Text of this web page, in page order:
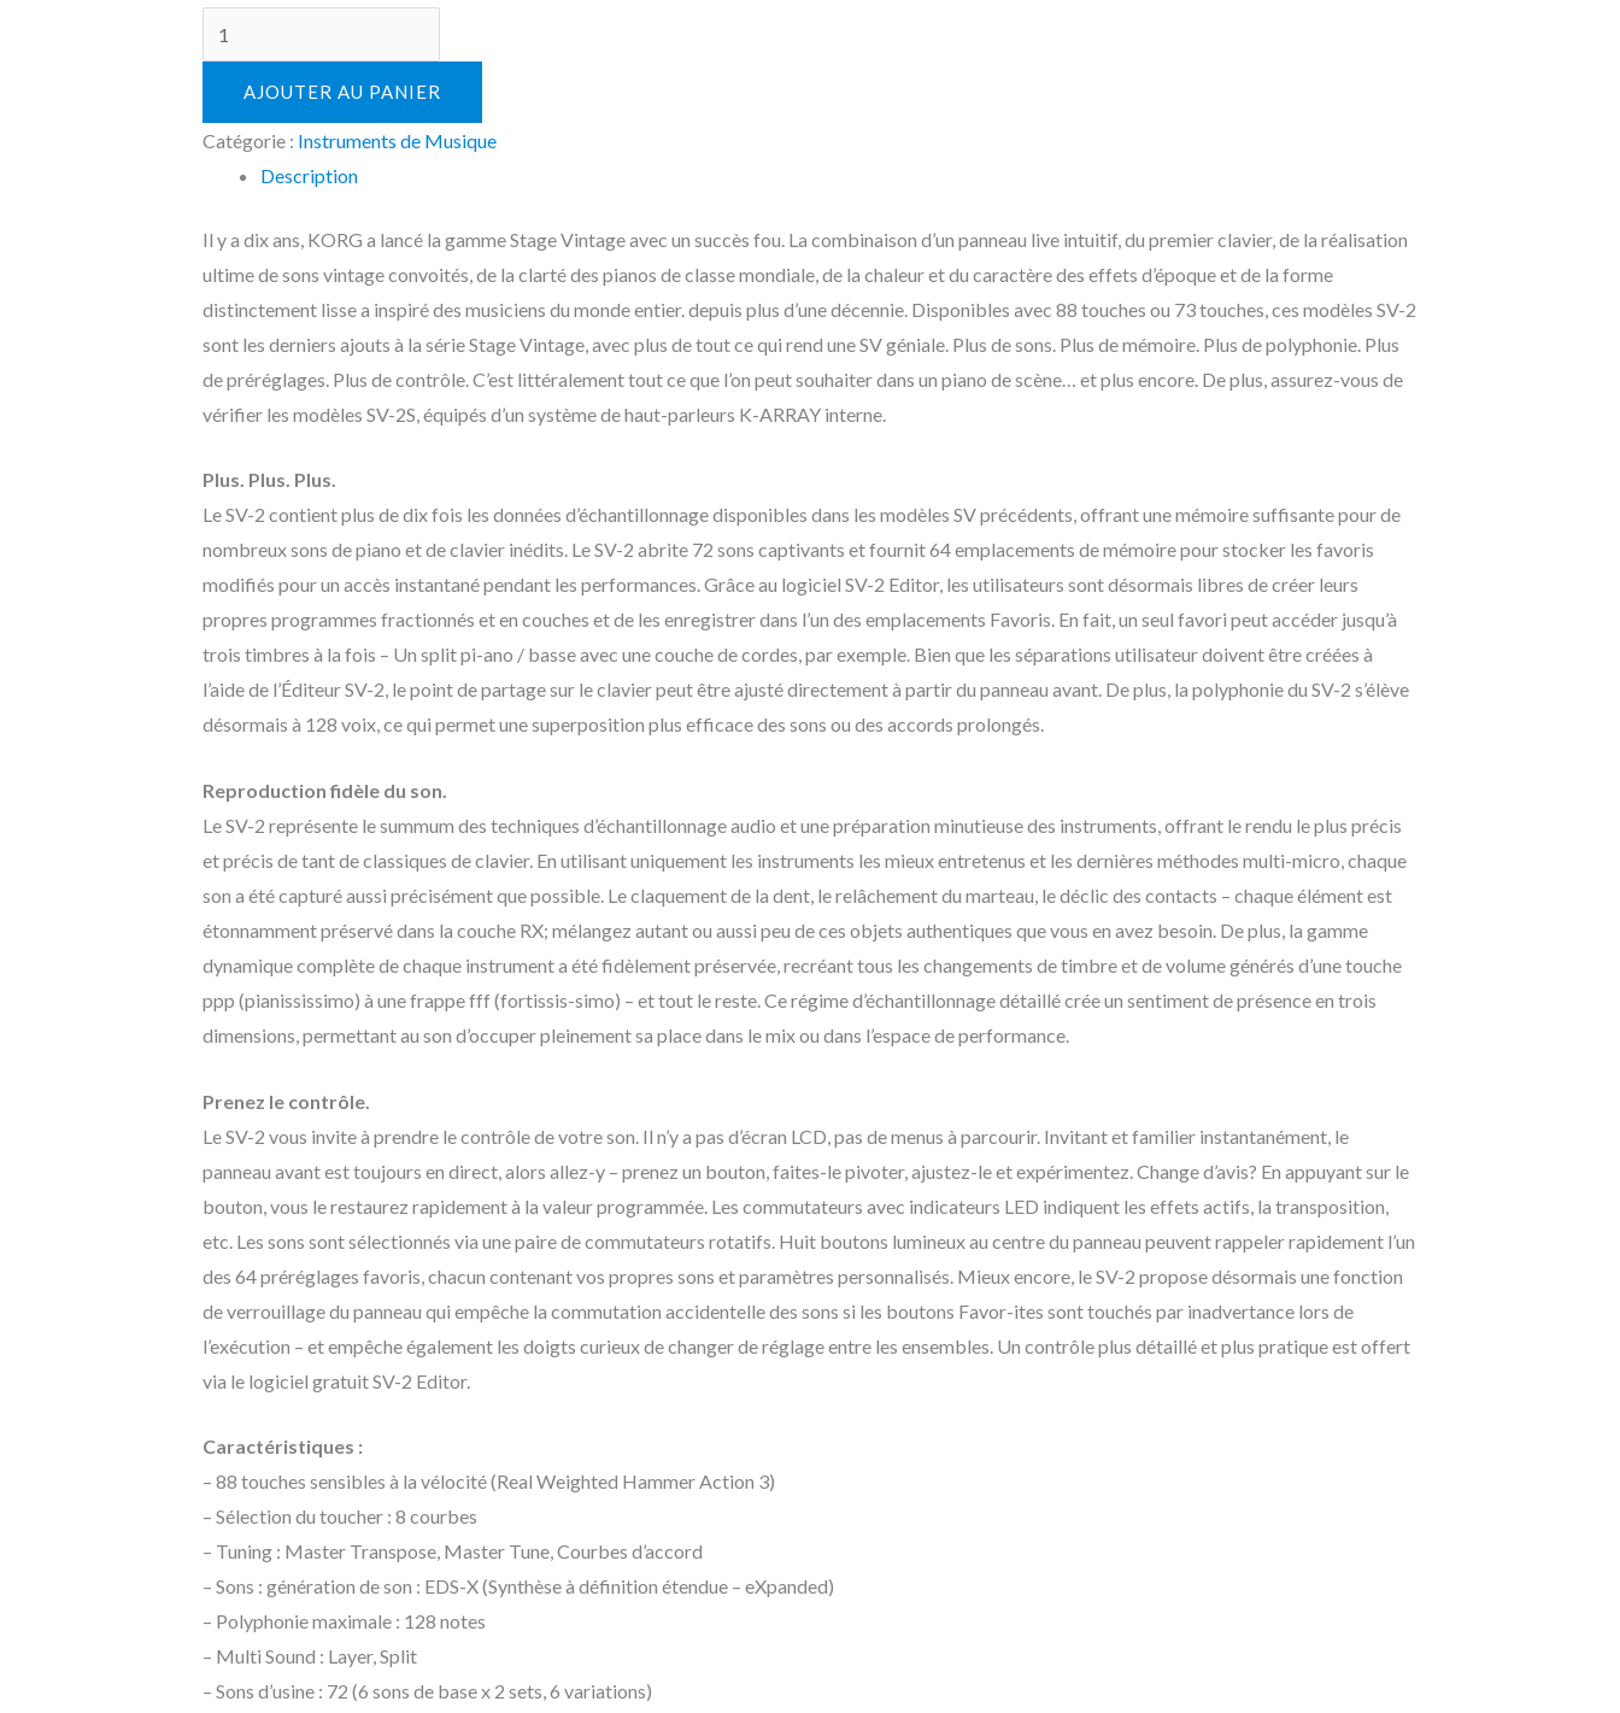
AJOUTER AU PANIER
Catégorie : Instruments de Musique
Description
Il y a dix ans, KORG a lancé la gamme Stage Vintage avec un succès fou. La combinaison d’un panneau live intuitif, du premier clavier, de la réalisation
ultime de sons vintage convoités, de la clarté des pianos de classe mondiale, de la chaleur et du caractère des effets d’époque et de la forme
distinctement lisse a inspiré des musiciens du monde entier. depuis plus d’une décennie. Disponibles avec 88 touches ou 73 touches, ces modèles SV-2
sont les derniers ajouts à la série Stage Vintage, avec plus de tout ce qui rend une SV géniale. Plus de sons. Plus de mémoire. Plus de polyphonie. Plus
de préréglages. Plus de contrôle. C’est littéralement tout ce que l’on peut souhaiter dans un piano de scène… et plus encore. De plus, assurez-vous de
vérifier les modèles SV-2S, équipés d’un système de haut-parleurs K-ARRAY interne.
Plus. Plus. Plus.
Le SV-2 contient plus de dix fois les données d’échantillonnage disponibles dans les modèles SV précédents, offrant une mémoire suffisante pour de
nombreux sons de piano et de clavier inédits. Le SV-2 abrite 72 sons captivants et fournit 64 emplacements de mémoire pour stocker les favoris
modifiés pour un accès instantané pendant les performances. Grâce au logiciel SV-2 Editor, les utilisateurs sont désormais libres de créer leurs
propres programmes fractionnés et en couches et de les enregistrer dans l’un des emplacements Favoris. En fait, un seul favori peut accéder jusqu’à
trois timbres à la fois – Un split pi-ano / basse avec une couche de cordes, par exemple. Bien que les séparations utilisateur doivent être créées à
l’aide de l’Éditeur SV-2, le point de partage sur le clavier peut être ajusté directement à partir du panneau avant. De plus, la polyphonie du SV-2 s’élève
désormais à 128 voix, ce qui permet une superposition plus efficace des sons ou des accords prolongés.
Reproduction fidèle du son.
Le SV-2 représente le summum des techniques d’échantillonnage audio et une préparation minutieuse des instruments, offrant le rendu le plus précis
et précis de tant de classiques de clavier. En utilisant uniquement les instruments les mieux entretenus et les dernières méthodes multi-micro, chaque
son a été capturé aussi précisément que possible. Le claquement de la dent, le relâchement du marteau, le déclic des contacts – chaque élément est
étonnamment préservé dans la couche RX; mélangez autant ou aussi peu de ces objets authentiques que vous en avez besoin. De plus, la gamme
dynamique complète de chaque instrument a été fidèlement préservée, recréant tous les changements de timbre et de volume générés d’une touche
ppp (pianississimo) à une frappe fff (fortissis-simo) – et tout le reste. Ce régime d’échantillonnage détaillé crée un sentiment de présence en trois
dimensions, permettant au son d’occuper pleinement sa place dans le mix ou dans l’espace de performance.
Prenez le contrôle.
Le SV-2 vous invite à prendre le contrôle de votre son. Il n’y a pas d’écran LCD, pas de menus à parcourir. Invitant et familier instantanément, le
panneau avant est toujours en direct, alors allez-y – prenez un bouton, faites-le pivoter, ajustez-le et expérimentez. Change d’avis? En appuyant sur le
bouton, vous le restaurez rapidement à la valeur programmée. Les commutateurs avec indicateurs LED indiquent les effets actifs, la transposition,
etc. Les sons sont sélectionnés via une paire de commutateurs rotatifs. Huit boutons lumineux au centre du panneau peuvent rappeler rapidement l’un
des 64 préréglages favoris, chacun contenant vos propres sons et paramètres personnalisés. Mieux encore, le SV-2 propose désormais une fonction
de verrouillage du panneau qui empêche la commutation accidentelle des sons si les boutons Favor-ites sont touchés par inadvertance lors de
l’exécution – et empêche également les doigts curieux de changer de réglage entre les ensembles. Un contrôle plus détaillé et plus pratique est offert
via le logiciel gratuit SV-2 Editor.
Caractéristiques :
– 88 touches sensibles à la vélocité (Real Weighted Hammer Action 3)
– Sélection du toucher : 8 courbes
– Tuning : Master Transpose, Master Tune, Courbes d’accord
– Sons : génération de son : EDS-X (Synthèse à définition étendue – eXpanded)
– Polyphonie maximale : 128 notes
– Multi Sound : Layer, Split
– Sons d’usine : 72 (6 sons de base x 2 sets, 6 variations)